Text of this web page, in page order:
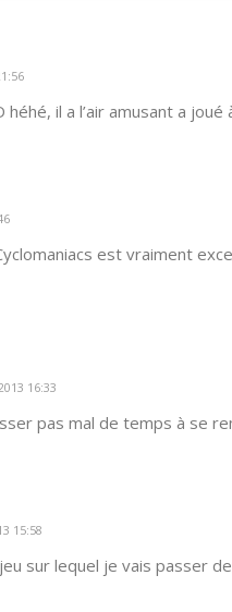
il a l’air amusant a joué
est vraiment
16:33
pas mal de temps à se
15:58
sur lequel je vais passer